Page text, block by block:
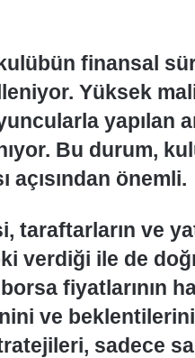
finansal
Yüksek
yapılan
Bu durum,
açısından önemli.
ve
verdiği ile de
fiyatlarının
ve
sadece